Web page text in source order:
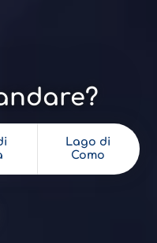
Lago di
Como